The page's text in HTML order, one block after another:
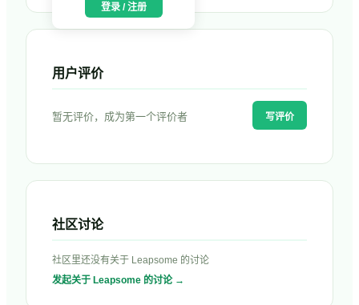
登录 / 注册
用户评价
暂无评价，成为第一个评价者 写评价
社区讨论
社区里还没有关于 Leapsome 的讨论
发起关于 Leapsome 的讨论 →